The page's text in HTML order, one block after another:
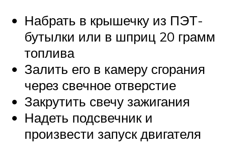
Набрать в крышечку из ПЭТ-
бутылки или в шприц 20 грамм
топлива
Залить его в камеру сгорания
через свечное отверстие
Закрутить свечу зажигания
Надеть подсвечник и
произвести запуск двигателя